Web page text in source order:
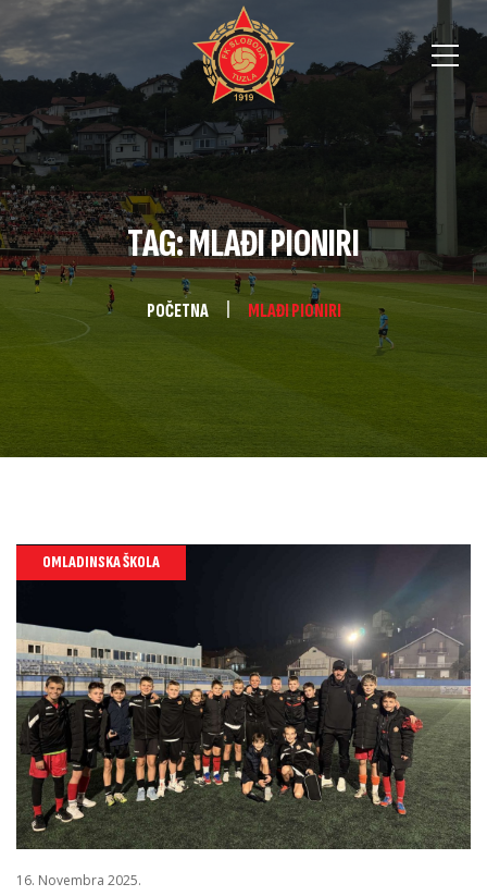
TAG: MLAĐI PIONIRI
POČETNA MLAĐI PIONIRI
OMLADINSKA ŠKOLA
16. Novembra 2025.